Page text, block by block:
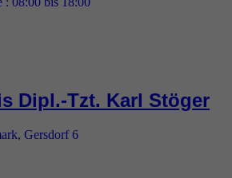
Dipl.-Tzt. Karl Stöger
Gersdorf 6